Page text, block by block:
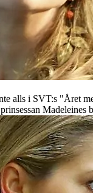
alls i SVT:s "Året
Madeleines